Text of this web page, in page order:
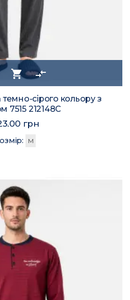
shopping_cart compare_arrows
сірого кольору з
7515 212148C
грн
M